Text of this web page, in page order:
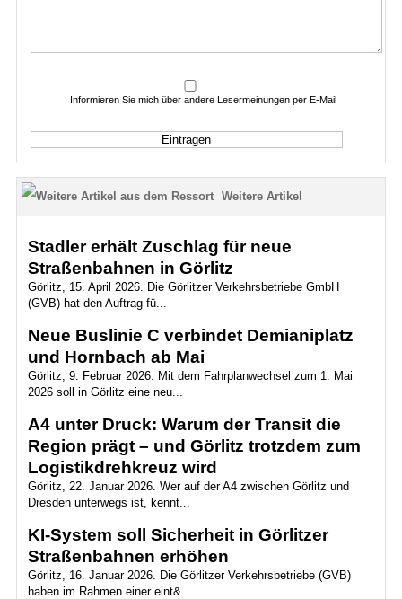
Informieren Sie mich über andere Lesermeinungen per E-Mail
Weitere Artikel
Stadler erhält Zuschlag für neue
Straßenbahnen in Görlitz
Görlitz, 15. April 2026. Die Görlitzer Verkehrsbetriebe GmbH
(GVB) hat den Auftrag fü...
Neue Buslinie C verbindet Demianiplatz
und Hornbach ab Mai
Görlitz, 9. Februar 2026. Mit dem Fahrplanwechsel zum 1. Mai
2026 soll in Görlitz eine neu...
A4 unter Druck: Warum der Transit die
Region prägt – und Görlitz trotzdem zum
Logistikdrehkreuz wird
Görlitz, 22. Januar 2026. Wer auf der A4 zwischen Görlitz und
Dresden unterwegs ist, kennt...
KI-System soll Sicherheit in Görlitzer
Straßenbahnen erhöhen
Görlitz, 16. Januar 2026. Die Görlitzer Verkehrsbetriebe (GVB)
haben im Rahmen einer eint&...